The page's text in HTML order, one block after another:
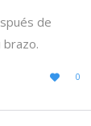
de
brazo.

LOVE
IT
0